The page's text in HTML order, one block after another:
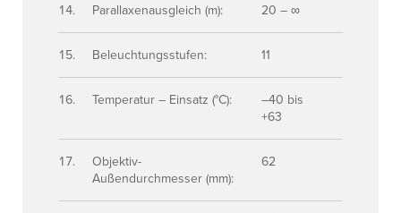
Parallaxenausgleich (m): 20 – ∞
Beleuchtungsstufen: 11
Temperatur – Einsatz (°C):
–40 bis
+63
Objektiv-
Außendurchmesser (mm):
62